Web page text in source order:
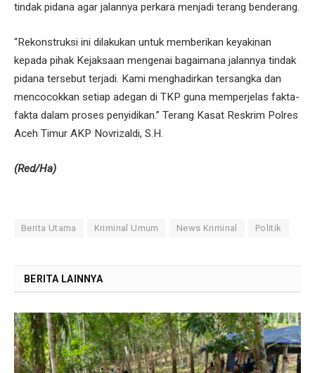
tindak pidana agar jalannya perkara menjadi terang benderang.
“Rekonstruksi ini dilakukan untuk memberikan keyakinan
kepada pihak Kejaksaan mengenai bagaimana jalannya tindak
pidana tersebut terjadi. Kami menghadirkan tersangka dan
mencocokkan setiap adegan di TKP guna memperjelas fakta-
fakta dalam proses penyidikan.” Terang Kasat Reskrim Polres
Aceh Timur AKP Novrizaldi, S.H.
(Red/Ha)
Berita Utama Kriminal Umum News Kriminal Politik
BERITA LAINNYA